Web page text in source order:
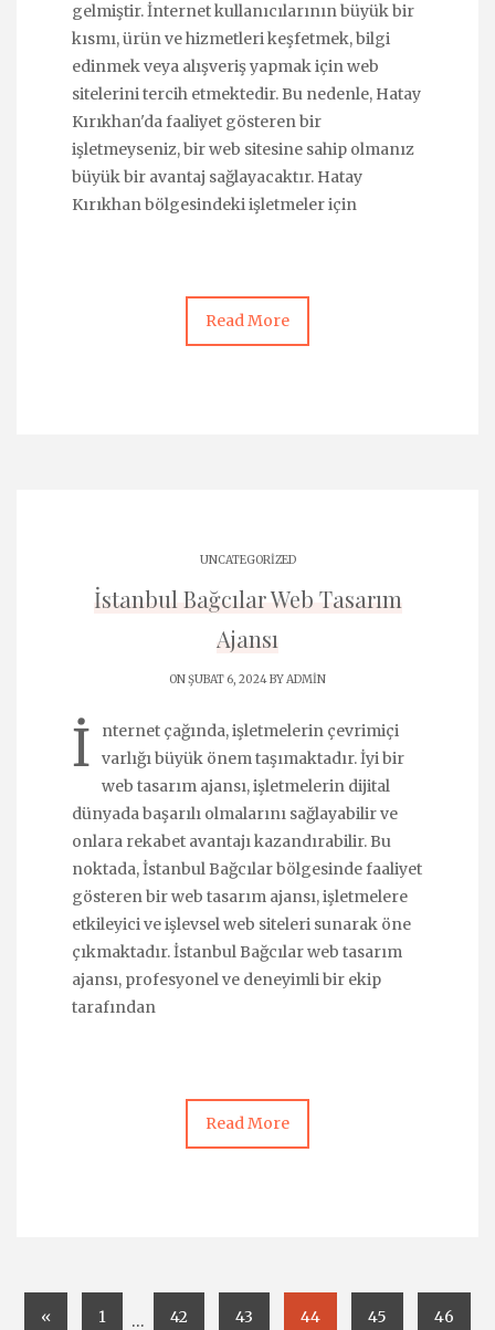
gelmiştir. İnternet kullanıcılarının büyük bir
kısmı, ürün ve hizmetleri keşfetmek, bilgi
edinmek veya alışveriş yapmak için web
sitelerini tercih etmektedir. Bu nedenle, Hatay
Kırıkhan'da faaliyet gösteren bir
işletmeyseniz, bir web sitesine sahip olmanız
büyük bir avantaj sağlayacaktır. Hatay
Kırıkhan bölgesindeki işletmeler için
Read More
UNCATEGORIZED
İstanbul Bağcılar Web Tasarım
Ajansı
ON ŞUBAT 6, 2024 BYADMIN
İ
nternet çağında, işletmelerin çevrimiçi
varlığı büyük önem taşımaktadır. İyi bir
web tasarım ajansı, işletmelerin dijital
dünyada başarılı olmalarını sağlayabilir ve
onlara rekabet avantajı kazandırabilir. Bu
noktada, İstanbul Bağcılar bölgesinde faaliyet
gösteren bir web tasarım ajansı, işletmelere
etkileyici ve işlevsel web siteleri sunarak öne
çıkmaktadır. İstanbul Bağcılar web tasarım
ajansı, profesyonel ve deneyimli bir ekip
tarafından
Read More
« 1 … 42 43 44 45 46